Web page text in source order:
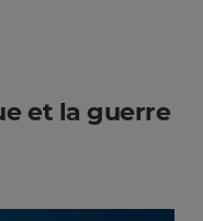
et la guerre